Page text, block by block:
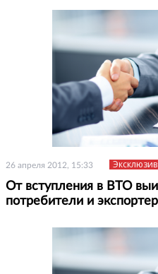
26 апреля 2012, 15:33 Эксклюзив
От вступления в ВТО
потребители и